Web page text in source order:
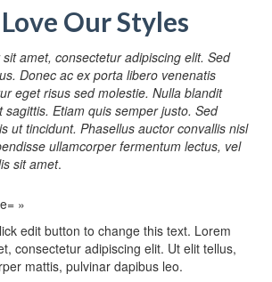
Our Styles
amet, consectetur adipiscing elit. Sed
Donec ac ex porta libero venenatis
eget risus sed molestie. Nulla blandit
sagittis. Etiam quis semper justo. Sed
ut tincidunt. Phasellus auctor convallis nisl
ullamcorper fermentum lectus, vel
sit amet.
»
edit button to change this text. Lorem
consectetur adipiscing elit. Ut elit tellus,
mattis, pulvinar dapibus leo.